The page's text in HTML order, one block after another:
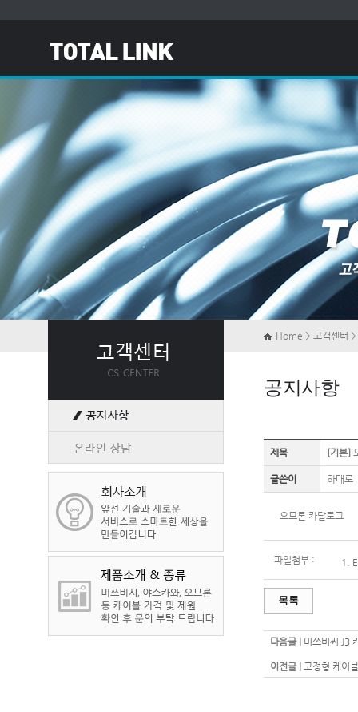
Home > 고객센터 >
공지사항
제목 [기본]
글쓴이 하대로
오므론 카달로그
파일첨부 : 1.
목록
다음글 | 미쓰비씨 J3
이전글 | 고정형 케이